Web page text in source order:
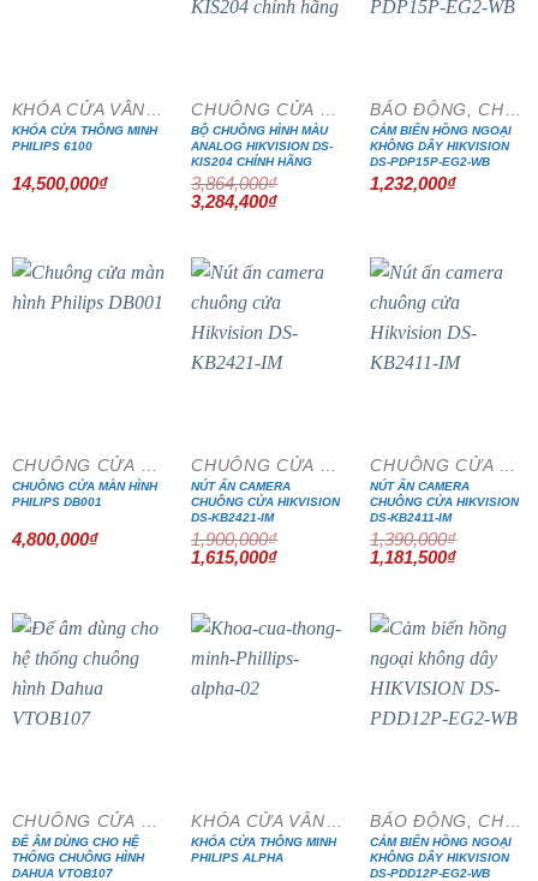
KHÓA CỬA THÔNG MINH
PHILIPS 6100
14,500,000₫
BỘ CHUÔNG HÌNH MÀU
ANALOG HIKVISION DS-
KIS204 CHÍNH HÃNG
3,864,000₫
Giá
gốc
3,284,400₫Giá
CẢM BIẾN HỒNG NGOẠI
KHÔNG DÂY HIKVISION
DS-PDP15P-EG2-WB
1,232,000₫
CHUÔNG CỬA MÀN HÌNH
CHUÔNG CỬA MÀN HÌNH
PHILIPS DB001
4,800,000₫
CHUÔNG CỬA MÀN HÌNH
NÚT ẤN CAMERA
CHUÔNG CỬA HIKVISION
DS-KB2421-IM
1,900,000₫
Giá
gốc
1,615,000₫Giá
CHUÔNG CỬA MÀN HÌNH
NÚT ẤN CAMERA
CHUÔNG CỬA HIKVISION
DS-KB2411-IM
1,390,000₫
Giá
gốc
1,181,500₫Giá
CHUÔNG CỬA MÀN HÌNH
ĐẾ ÂM DÙNG CHO HỆ
THỐNG CHUÔNG HÌNH
DAHUA VTOB107
KHÓA CỬA VÂN TAY
KHÓA CỬA THÔNG MINH
PHILIPS ALPHA
BÁO ĐỘNG, CHỐNG TRỘM
CẢM BIẾN HỒNG NGOẠI
KHÔNG DÂY HIKVISION
DS-PDD12P-EG2-WB